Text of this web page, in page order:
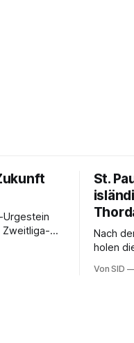
Urgestein
St.
Nach
holen
Von SID